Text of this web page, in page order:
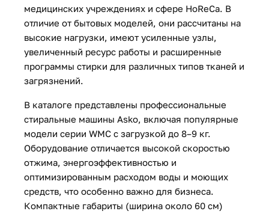
медицинских учреждениях и сфере HoReCa. В
отличие от бытовых моделей, они рассчитаны на
высокие нагрузки, имеют усиленные узлы,
увеличенный ресурс работы и расширенные
программы стирки для различных типов тканей и
загрязнений.
В каталоге представлены профессиональные
стиральные машины Asko, включая популярные
модели серии WMC с загрузкой до 8–9 кг.
Оборудование отличается высокой скоростью
отжима, энергоэффективностью и
оптимизированным расходом воды и моющих
средств, что особенно важно для бизнеса.
Компактные габариты (ширина около 60 см)